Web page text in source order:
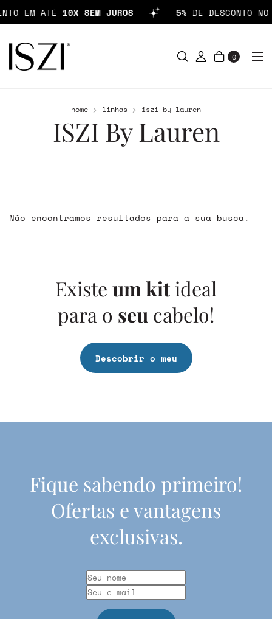
EM ATÉ 10X SEM JUROS 5%DE DESCONTO NO
0
home linhas iszi by lauren
ISZI By Lauren
Não encontramos resultados para a sua busca.
Existe um kitideal
para o seu cabelo!
Descobrir o meu
Fique sabendo primeiro!
Ofertas e vantagens
exclusivas.